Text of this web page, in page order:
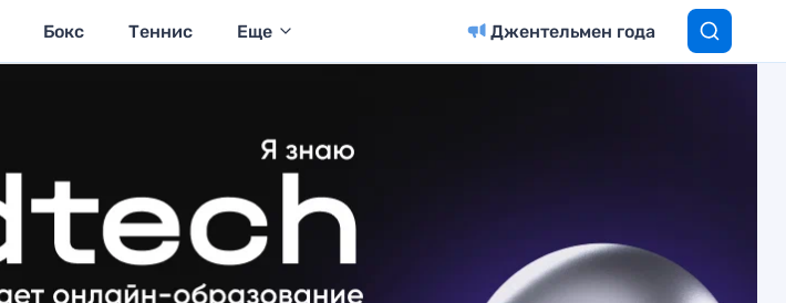
Бокс Теннис Еще Джентельмен года